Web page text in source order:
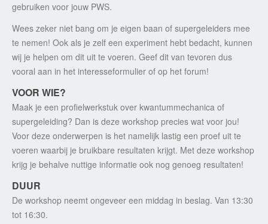
gebruiken voor jouw PWS.
Wees zeker niet bang om je eigen baan of supergeleiders mee
te nemen! Ook als je zelf een experiment hebt bedacht, kunnen
wij je helpen om dit uit te voeren. Geef dit van tevoren dus
vooral aan in het interesseformulier of op het forum!
VOOR WIE?
Maak je een profielwerkstuk over kwantummechanica of
supergeleiding? Dan is deze workshop precies wat voor jou!
Voor deze onderwerpen is het namelijk lastig een proef uit te
voeren waarbij je bruikbare resultaten krijgt. Met deze workshop
krijg je behalve nuttige informatie ook nog genoeg resultaten!
DUUR
De workshop neemt ongeveer een middag in beslag. Van 13:30
tot 16:30.